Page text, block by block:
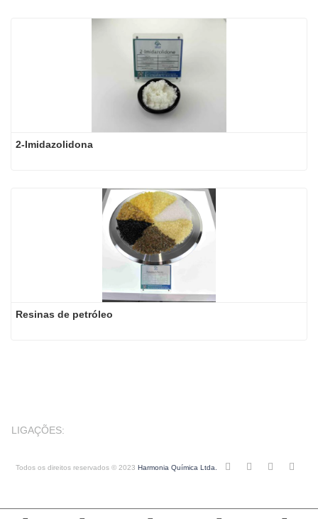
2-Imidazolidona
Resinas de petróleo
LIGAÇÕES:
Todos os direitos reservados © 2023 Harmonia Química Ltda.